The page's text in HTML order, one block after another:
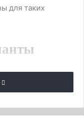
для таких
с тем, как